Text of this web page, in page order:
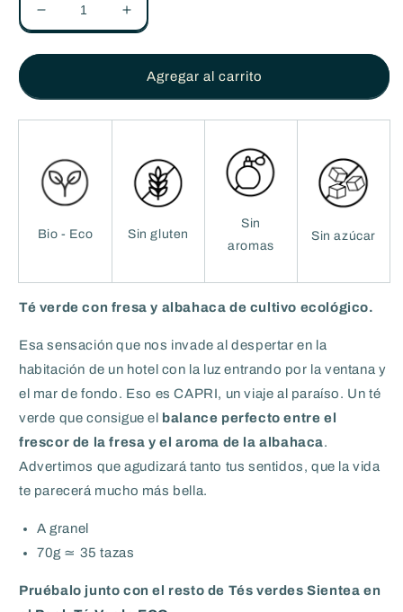
Reducir
cantidad
para
fresa
y
albahaca
ECO
-
Aumentar
cantidad
para
CAPRI
fresa
albahaca
ECO
-
Agregar al carrito
Bio - Eco Sin gluten
Sin
aromas
Sin azúcar
Té verde con fresa y albahaca de cultivo ecológico.
Esa sensación que nos invade al despertar en la
habitación de un hotel con la luz entrando por la ventana y
el mar de fondo. Eso es CAPRI, un viaje al paraíso. Un té
verde que consigue el balance perfecto entre el
frescor de la fresa y el aroma de la albahaca.
Advertimos que agudizará tanto tus sentidos, que la vida
te parecerá mucho más bella.
A granel
70g ≃ 35 tazas
Pruébalo junto con el resto de Tés verdes Sientea en